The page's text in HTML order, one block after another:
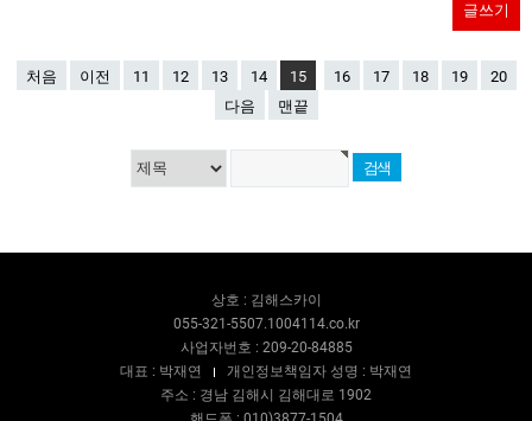
글쓰기
처음 이전 11 12 13 14 15 16 17 18 19
20
다음
맨끝
상호 : 김해스카이
055-321-5507.1004114.co.kr
사업자번호 : 209-20-84885
대표 : 박재연
개인정보책임자 성명 : 박재연
주소 : 경남 김해시 김해대로 1902